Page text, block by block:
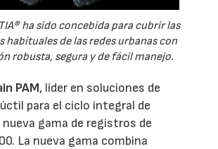
ha sido concebida para cubrir las
habituales de las redes urbanas con
robusta, segura y de fácil manejo.
PAM, líder en soluciones de
para el ciclo integral de
nueva gama de registros de
La nueva gama combina